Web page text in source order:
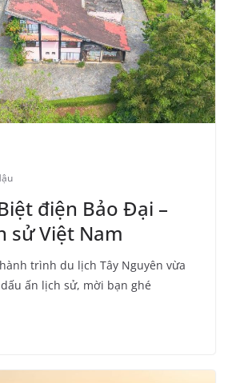
điện Bảo Đại –
sử Việt Nam
trình du lịch Tây Nguyên vừa
ấn lịch sử, mời bạn ghé